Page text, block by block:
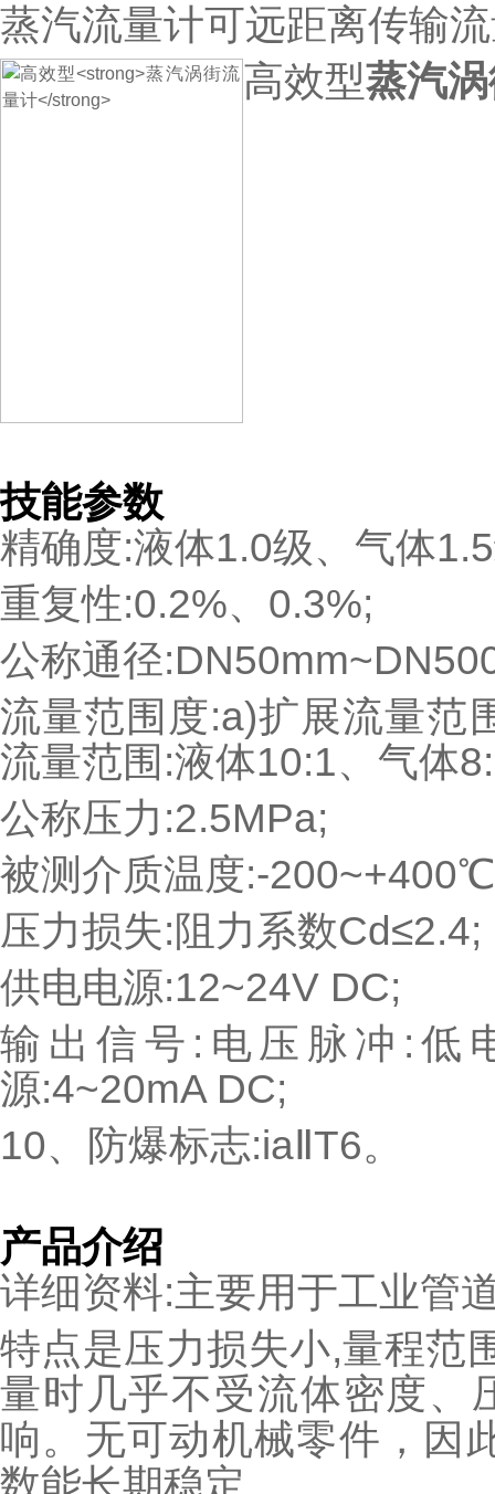
蒸汽流量计可远距离传输
高效型蒸汽
技能参数
精确度:液体1.0级、气体
重复性:0.2%、0.3%;
公称通径
流量范围度:a)扩展流量范
流量范围:液体10:1、气体
公称压力:2.5MPa;
被测介质温度:-
压力损失:阻力系数Cd≤2.4;
供电电源:12~24V DC;
输出信号:电压脉冲:低
源:4~20mA DC;
10、防爆标志:iaⅡT6。
产品介绍
详细资料:主要用于工业管
特点是压力损失小,量程范
量时几乎不受流体密度、
响。无可动机械零件，因
数能长期稳定。